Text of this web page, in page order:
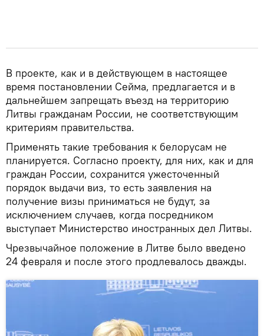
В проекте, как и в действующем в настоящее
время постановлении Сейма, предлагается и в
дальнейшем запрещать въезд на территорию
Литвы гражданам России, не соответствующим
критериям правительства.
Применять такие требования к белорусам не
планируется. Согласно проекту, для них, как и для
граждан России, сохранится ужесточенный
порядок выдачи виз, то есть заявления на
получение визы приниматься не будут, за
исключением случаев, когда посредником
выступает Министерство иностранных дел Литвы.
Чрезвычайное положение в Литве было введено
24 февраля и после этого продлевалось дважды.